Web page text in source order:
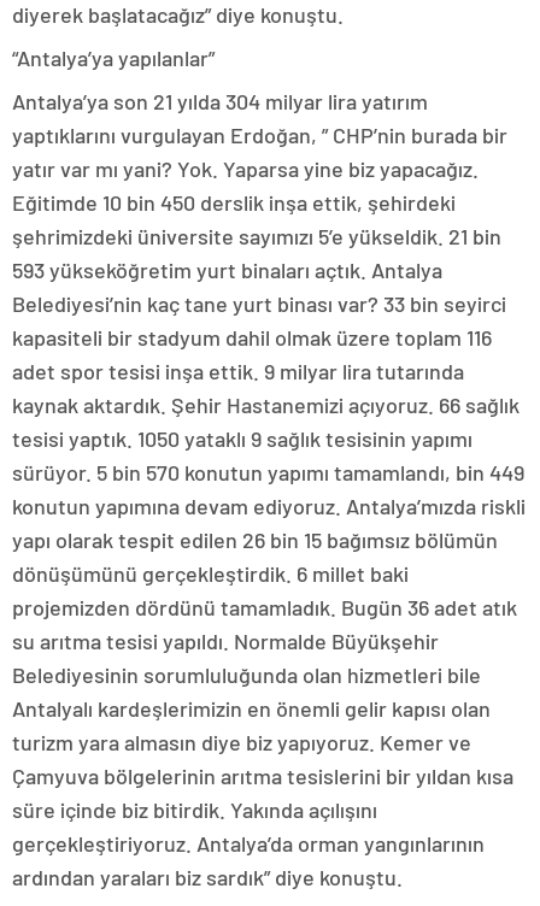
diyerek başlatacağız” diye konuştu.
“Antalya’ya yapılanlar”
Antalya’ya son 21 yılda 304 milyar lira yatırım
yaptıklarını vurgulayan Erdoğan, ” CHP’nin burada bir
yatır var mı yani? Yok. Yaparsa yine biz yapacağız.
Eğitimde 10 bin 450 derslik inşa ettik, şehirdeki
şehrimizdeki üniversite sayımızı 5’e yükseldik. 21 bin
593 yükseköğretim yurt binaları açtık. Antalya
Belediyesi’nin kaç tane yurt binası var? 33 bin seyirci
kapasiteli bir stadyum dahil olmak üzere toplam 116
adet spor tesisi inşa ettik. 9 milyar lira tutarında
kaynak aktardık. Şehir Hastanemizi açıyoruz. 66 sağlık
tesisi yaptık. 1050 yataklı 9 sağlık tesisinin yapımı
sürüyor. 5 bin 570 konutun yapımı tamamlandı, bin 449
konutun yapımına devam ediyoruz. Antalya’mızda riskli
yapı olarak tespit edilen 26 bin 15 bağımsız bölümün
dönüşümünü gerçekleştirdik. 6 millet baki
projemizden dördünü tamamladık. Bugün 36 adet atık
su arıtma tesisi yapıldı. Normalde Büyükşehir
Belediyesinin sorumluluğunda olan hizmetleri bile
Antalyalı kardeşlerimizin en önemli gelir kapısı olan
turizm yara almasın diye biz yapıyoruz. Kemer ve
Çamyuva bölgelerinin arıtma tesislerini bir yıldan kısa
süre içinde biz bitirdik. Yakında açılışını
gerçekleştiriyoruz. Antalya’da orman yangınlarının
ardından yaraları biz sardık” diye konuştu.